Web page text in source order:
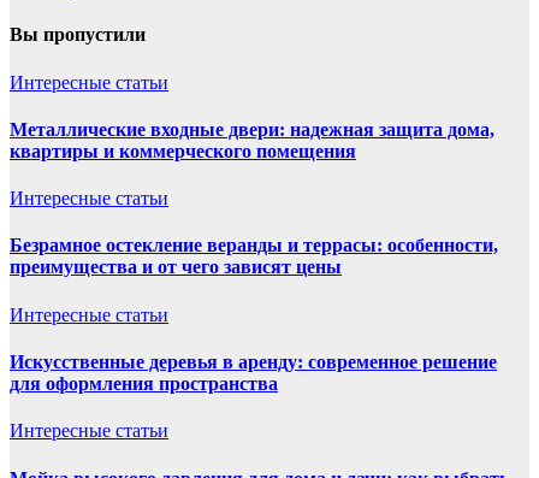
Вы пропустили
Интересные статьи
Металлические входные двери: надежная защита дома,
квартиры и коммерческого помещения
Интересные статьи
Безрамное остекление веранды и террасы: особенности,
преимущества и от чего зависят цены
Интересные статьи
Искусственные деревья в аренду: современное решение
для оформления пространства
Интересные статьи